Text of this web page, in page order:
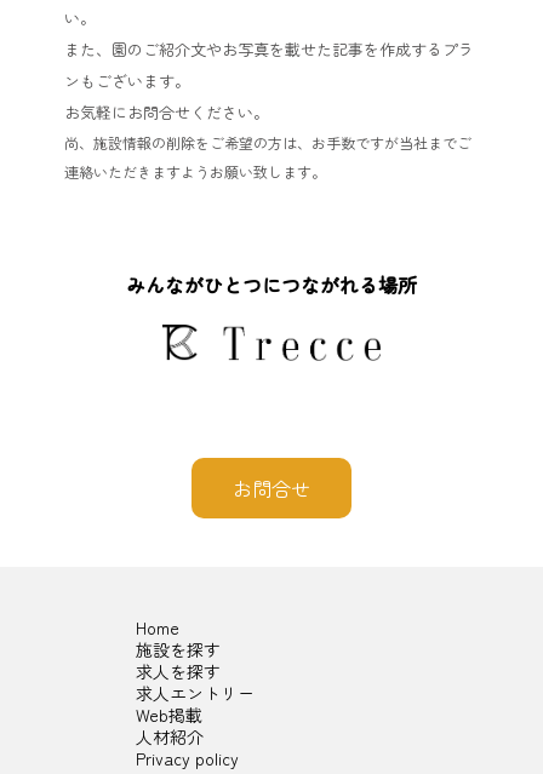
い。
また、園のご紹介文やお写真を載せた記事を作成するプラ
ンもございます。
お気軽にお問合せください。
尚、施設情報の削除をご希望の方は、お手数ですが当社までご
連絡いただきますようお願い致します。
みんながひとつにつながれる場所
お問合せ
Home
施設を探す
求人を探す
求人エントリー
Web掲載
人材紹介
Privacy policy